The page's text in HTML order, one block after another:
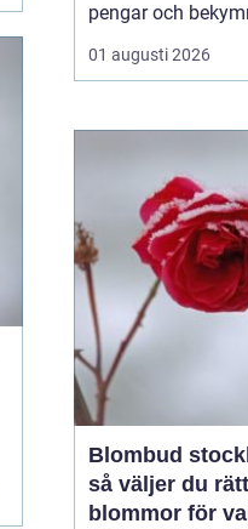
pengar och
För många förare
servicefrågan ändå
tills en
känns fel. Ge...
01 augusti 2026
Blombud
så väljer du rätt
blommor för